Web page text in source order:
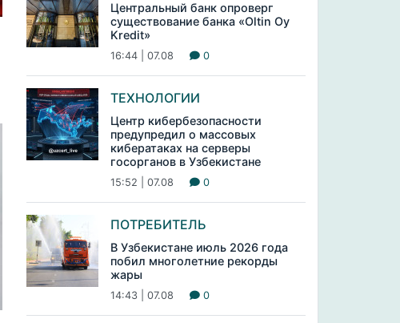
Центральный банк опроверг
существование банка «Oltin Oy
Kredit»
16:44 | 07.08 0
ТЕХНОЛОГИИ
Центр кибербезопасности
предупредил о массовых
кибератаках на серверы
госорганов в Узбекистане
15:52 | 07.08 0
ПОТРЕБИТЕЛЬ
В Узбекистане июль 2026 года
побил многолетние рекорды
жары
14:43 | 07.08 0